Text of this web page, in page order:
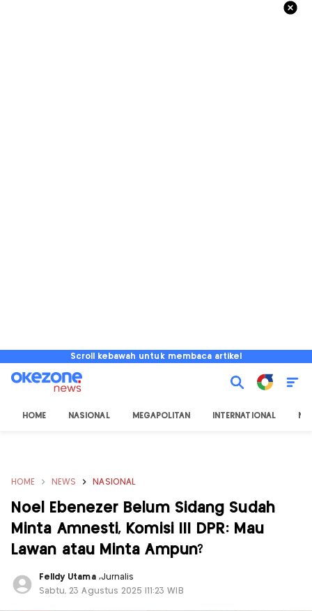
Scroll kebawah untuk membaca artikel
HOME NASIONAL MEGAPOLITAN INTERNATIONAL
HOME NEWS NASIONAL
Noel Ebenezer Belum Sidang Sudah
Minta Amnesti, Komisi III DPR: Mau
Lawan atau Minta Ampun?
Felldy Utama ,Jurnalis
Sabtu, 23 Agustus 2025 |11:23 WIB